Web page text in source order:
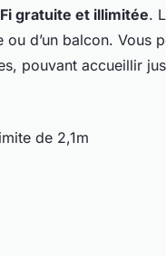
gratuite et illimitée.
ou d’un balcon. Vous
pouvant accueillir
de 2,1m